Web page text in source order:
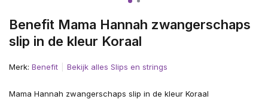
Benefit Mama Hannah zwangerschaps
slip in de kleur Koraal
Merk: Benefit Bekijk alles Slips en strings
Mama Hannah zwangerschaps slip in de kleur Koraal